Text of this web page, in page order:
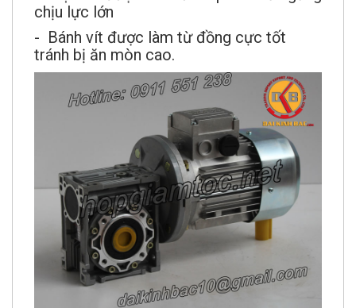
chịu lực lớn
- Bánh vít được làm từ đồng cực tốt
tránh bị ăn mòn cao.